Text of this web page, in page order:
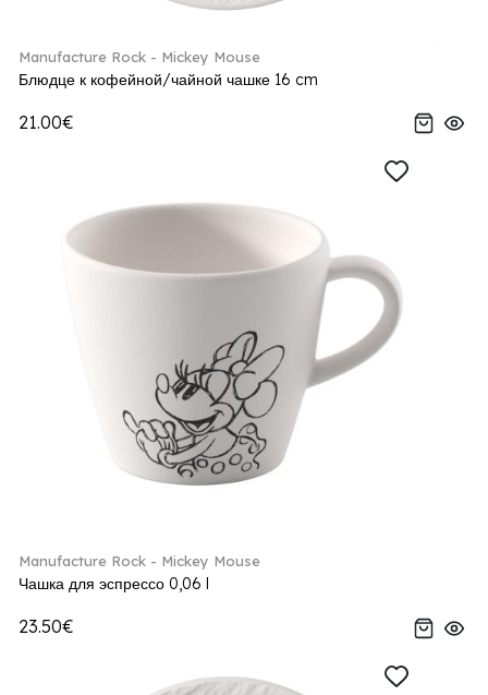
Manufacture Rock - Mickey Mouse
Блюдце к кофейной/чайной чашке 16 cm
21.00€
Manufacture Rock - Mickey Mouse
Чашка для эспрессо 0,06 l
23.50€